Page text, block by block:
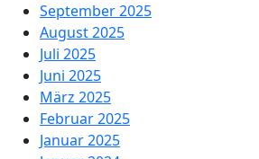
September 2025
August 2025
Juli 2025
Juni 2025
März 2025
Februar 2025
Januar 2025